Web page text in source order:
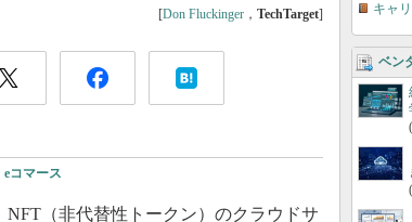
[Don Fluckinger ， TechTarget]
eコマース
（非代替性トークン）のクラウドサ
キャ
ベン